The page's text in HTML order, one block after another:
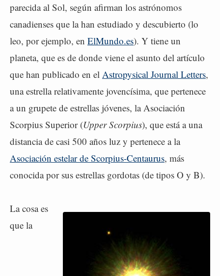
parecida al Sol, según afirman los astrónomos
canadienses que la han estudiado y descubierto (lo
leo, por ejemplo, en ElMundo.es). Y tiene un
planeta, que es de donde viene el asunto del artículo
que han publicado en el Astropysical Journal Letters,
una estrella relativamente jovencísima, que pertenece
a un grupete de estrellas jóvenes, la Asociación
Scorpius Superior (Upper Scorpius), que está a una
distancia de casi 500 años luz y pertenece a la
Asociación estelar de Scorpius-Centaurus, más
conocida por sus estrellas gordotas (de tipos O y B).
La cosa es
que la